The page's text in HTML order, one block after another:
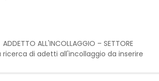
ALL'INCOLLAGGIO – SETTORE
di adetti all'incollaggio da inserire
al s